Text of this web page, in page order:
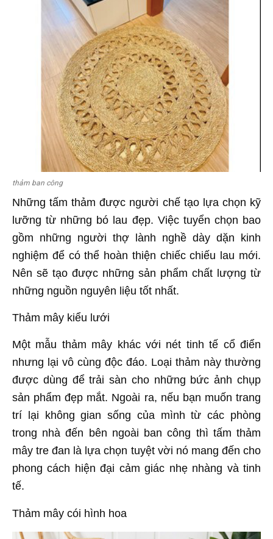
thảm ban công
Những tấm thảm được người chế tạo lựa chọn kỹ
lưỡng từ những bó lau đẹp. Việc tuyển chọn bao
gồm những người thợ lành nghề dày dặn kinh
nghiệm để có thể hoàn thiện chiếc chiếu lau mới.
Nên sẽ tạo được những sản phẩm chất lượng từ
những nguồn nguyên liệu tốt nhất.
Thảm mây kiểu lưới
Một mẫu thảm mây khác với nét tinh tế cổ điển
nhưng lại vô cùng độc đáo. Loại thảm này thường
được dùng để trải sàn cho những bức ảnh chụp
sản phẩm đẹp mắt. Ngoài ra, nếu bạn muốn trang
trí lại không gian sống của mình từ các phòng
trong nhà đến bên ngoài ban công thì tấm thảm
mây tre đan là lựa chọn tuyệt vời nó mang đến cho
phong cách hiện đại cảm giác nhẹ nhàng và tinh
tế.
Thảm mây cói hình hoa